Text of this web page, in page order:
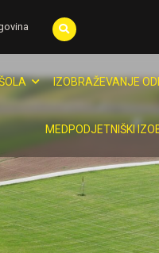
IZOBRAŽEVANJE
MEDPODJETNIŠKI